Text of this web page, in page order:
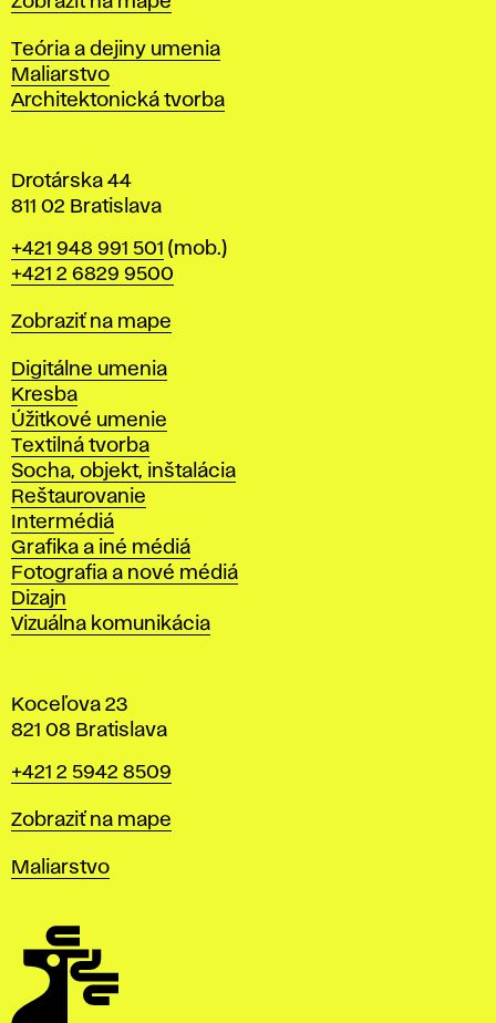
i
l
a
v
Katedry
Teória a dejiny umenia
Maliarstvo
Architektonická tvorba
Drotárska 44
811 02 Bratislava
Telefón
+421 948 991 501 (mob.)
+421 2 6829 9500
Mapa
Zobraziť na mape
Katedry
Digitálne umenia
Kresba
Úžitkové umenie
Textilná tvorba
Socha, objekt, inštalácia
Reštaurovanie
Intermédiá
Grafika a iné médiá
Fotografia a nové médiá
Dizajn
Vizuálna komunikácia
Koceľova 23
821 08 Bratislava
Telefón
+421 2 5942 8509
Mapa
Zobraziť na mape
Katedry
Maliarstvo